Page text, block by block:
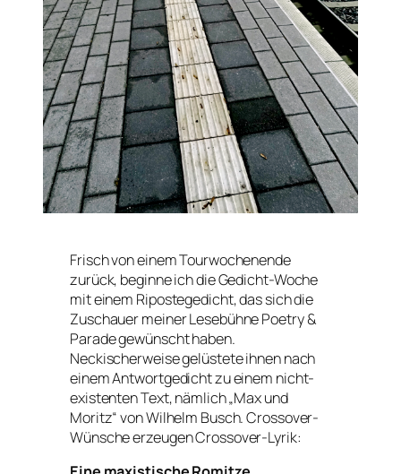
Frisch von einem Tourwochenende
zurück, beginne ich die Gedicht-Woche
mit einem Ripostegedicht, das sich die
Zuschauer meiner LesebühnePoetry &
Paradegewünscht haben.
Neckischerweise gelüstete ihnen nach
einem Antwortgedicht zu einem nicht-
existenten Text, nämlich „Max und
Moritz“ von Wilhelm Busch. Crossover-
Wünsche erzeugen Crossover-Lyrik: